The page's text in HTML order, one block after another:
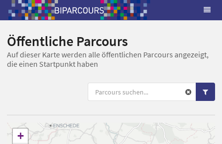
Öffentliche Parcours
Auf dieser Karte werden alle öffentlichen Parcours angezeigt,
die einen Startpunkt haben
+